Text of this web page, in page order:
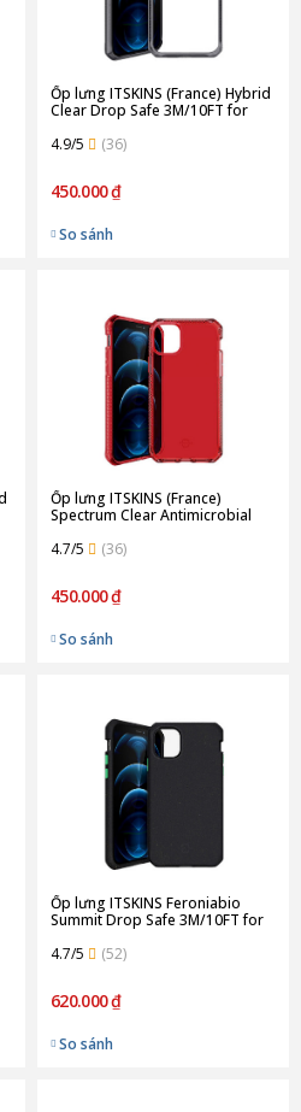
Ốp lưng ITSKINS (France) Hybrid
Clear Drop Safe 3M/10FT for
4.9/5
(36)
450.000 ₫
So sánh
Ốp lưng ITSKINS (France)
Spectrum Clear Antimicrobial
12/12 Pro | Red
4.7/5 (36)
450.000 ₫
So sánh
Ốp lưng ITSKINS Feroniabio
Summit Drop Safe 3M/10FT for
4.7/5
(52)
620.000 ₫
So sánh